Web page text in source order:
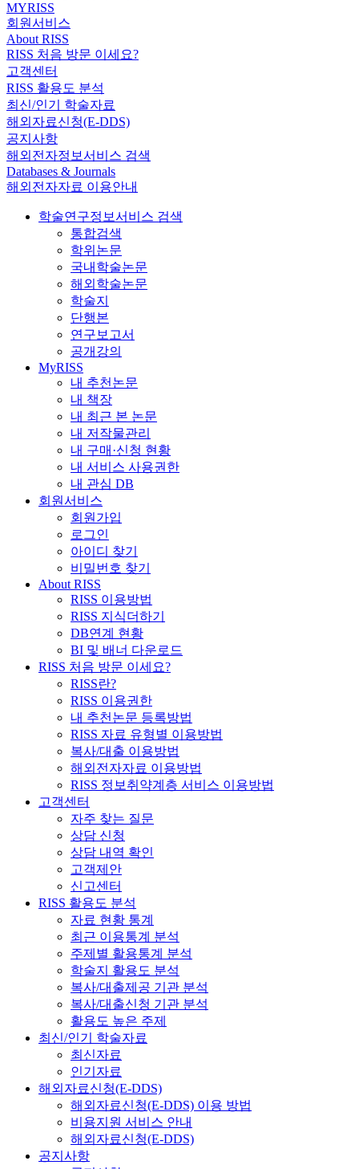
MYRISS
회원서비스
About RISS
RISS 처음 방문 이세요?
고객센터
RISS 활용도 분석
최신/인기 학술자료
해외자료신청(E-DDS)
공지사항
해외전자정보서비스 검색
Databases & Journals
해외전자자료 이용안내
학술연구정보서비스 검색
통합검색
학위논문
국내학술논문
해외학술논문
학술지
단행본
연구보고서
공개강의
MyRISS
내 추천논문
내 책장
내 최근 본 논문
내 저작물관리
내 구매·신청 현황
내 서비스 사용권한
내 관심 DB
회원서비스
회원가입
로그인
아이디 찾기
비밀번호 찾기
About RISS
RISS 이용방법
RISS 지식더하기
DB연계 현황
BI 및 배너 다운로드
RISS 처음 방문 이세요?
RISS란?
RISS 이용권한
내 추천논문 등록방법
RISS 자료 유형별 이용방법
복사/대출 이용방법
해외전자자료 이용방법
RISS 정보취약계층 서비스 이용방법
고객센터
자주 찾는 질문
상담 신청
상담 내역 확인
고객제안
신고센터
RISS 활용도 분석
자료 현황 통계
최근 이용통계 분석
주제별 활용통계 분석
학술지 활용도 분석
복사/대출제공 기관 분석
복사/대출신청 기관 분석
활용도 높은 주제
최신/인기 학술자료
최신자료
인기자료
해외자료신청(E-DDS)
해외자료신청(E-DDS) 이용 방법
비용지원 서비스 안내
해외자료신청(E-DDS)
공지사항